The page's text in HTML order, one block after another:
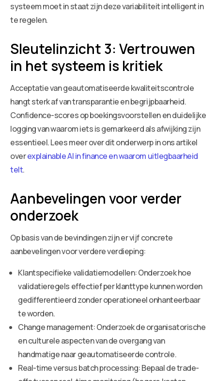
systeem moet in staat zijn deze variabiliteit intelligent in
te regelen.
Sleutelinzicht 3: Vertrouwen
in het systeem is kritiek
Acceptatie van geautomatiseerde kwaliteitscontrole
hangt sterk af van transparantie en begrijpbaarheid.
Confidence-scores op boekingsvoorstellen en duidelijke
logging van waarom iets is gemarkeerd als afwijking zijn
essentieel. Lees meer over dit onderwerp in ons artikel
overexplainable AI in finance en waarom uitlegbaarheid
telt.
Aanbevelingen voor verder
onderzoek
Op basis van de bevindingen zijn er vijf concrete
aanbevelingen voor verdere verdieping:
Klantspecifieke validatiemodellen: Onderzoek hoe
validatieregels effectief per klanttype kunnen worden
gedifferentieerd zonder operationeel onhanteerbaar
te worden.
Change management: Onderzoek de organisatorische
en culturele aspecten van de overgang van
handmatige naar geautomatiseerde controle.
Real-time versus batch processing: Bepaal de trade-